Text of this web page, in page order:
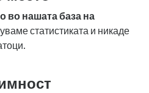
во нашата база на
статистиката и никаде